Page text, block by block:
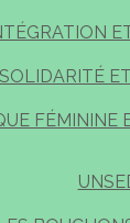
SOLIDARITÉ
FÉMININE